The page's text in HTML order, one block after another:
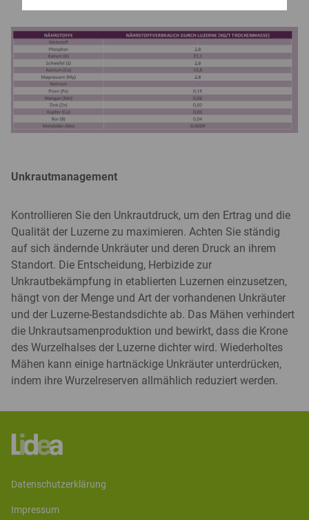
Unkrautmanagement
Kontrollieren Sie den Unkrautdruck, um den Ertrag und die
Qualität der Luzerne zu maximieren. Achten Sie ständig
auf sich ändernde Unkräuter und deren Druck an ihrem
Standort. Die Entscheidung, Herbizide zur
Unkrautbekämpfung in etablierten Luzernen einzusetzen,
hängt von der Menge und Art der vorhandenen Unkräuter
und der Luzerne-Bestandsdichte ab. Das Mähen verhindert
die Unkrautsamenproduktion und bewirkt, dass die Krone
des Wurzelhalses der Luzerne dichter wird. Wiederholtes
Mähen kann einige hartnäckige Unkräuter unterdrücken,
indem ihre Wurzelreserven allmählich reduziert werden.
datenschutzerklärung
impressum